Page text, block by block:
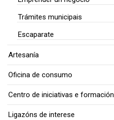
Trámites municipais
Escaparate
Artesanía
Oficina de consumo
Centro de iniciativas e formación
Ligazóns de interese